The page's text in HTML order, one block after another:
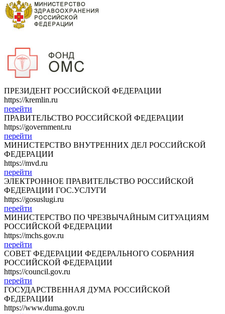
ПРЕЗИДЕНТ РОССИЙСКОЙ ФЕДЕРАЦИИ
https://kremlin.ru
перейти
ПРАВИТЕЛЬСТВО РОССИЙСКОЙ ФЕДЕРАЦИИ
https://government.ru
перейти
МИНИСТЕРСТВО ВНУТРЕННИХ ДЕЛ РОССИЙСКОЙ
ФЕДЕРАЦИИ
https://mvd.ru
перейти
ЭЛЕКТРОННОЕ ПРАВИТЕЛЬСТВО РОССИЙСКОЙ
ФЕДЕРАЦИИ ГОС.УСЛУГИ
https://gosuslugi.ru
перейти
МИНИСТЕРСТВО ПО ЧРЕЗВЫЧАЙНЫМ СИТУАЦИЯМ
РОССИЙСКОЙ ФЕДЕРАЦИИ
https://mchs.gov.ru
перейти
СОВЕТ ФЕДЕРАЦИИ ФЕДЕРАЛЬНОГО СОБРАНИЯ
РОССИЙСКОЙ ФЕДЕРАЦИИ
https://council.gov.ru
перейти
ГОСУДАРСТВЕННАЯ ДУМА РОССИЙСКОЙ
ФЕДЕРАЦИИ
https://www.duma.gov.ru